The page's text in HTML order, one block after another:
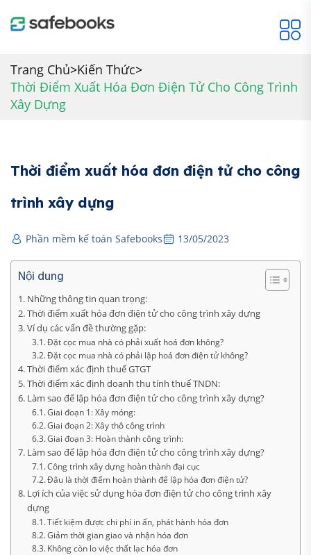
Trang Chủ>Kiến Thức>
Thời Điểm Xuất Hóa Đơn Điện Tử Cho Công Trình
Xây Dựng
Thời điểm xuất hóa đơn điện tử cho công
trình xây dựng
Phần mềm kế toán Safebooks 13/05/2023
Nội dung
Những thông tin quan trọng:
Thời điểm xuất hóa đơn điện tử cho công trình xây dựng
Ví dụ các vấn đề thường gặp:
Đặt cọc mua nhà có phải xuất hoá đơn không?
Đặt cọc mua nhà có phải lập hoá đơn điện tử không?
Thời điểm xác định thuế GTGT
Thời điểm xác định doanh thu tính thuế TNDN:
Làm sao để lập hóa đơn điện tử cho công trình xây dựng?
Giai đoạn 1: Xây móng:
Giai đoạn 2: Xây thô công trình
Giai đoạn 3: Hoàn thành công trình:
Làm sao để lập hóa đơn điện tử cho công trình xây dựng?
Công trình xây dựng hoàn thành đại cục
Đâu là thời điểm hoàn thành để lập hóa đơn điện tử?
Lợi ích của việc sử dụng hóa đơn điện tử cho công trình xây
dựng
Tiết kiệm được chi phí in ấn, phát hành hóa đơn
Giảm thời gian giao và nhận hóa đơn
Không còn lo việc thất lạc hóa đơn